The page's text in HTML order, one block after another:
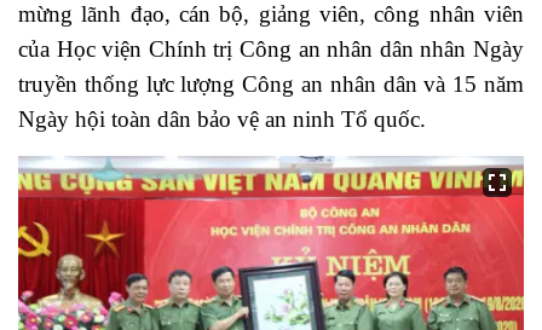
mừng lãnh đạo, cán bộ, giảng viên, công nhân viên
của Học viện Chính trị Công an nhân dân nhân Ngày
truyền thống lực lượng Công an nhân dân và 15 năm
Ngày hội toàn dân bảo vệ an ninh Tổ quốc.